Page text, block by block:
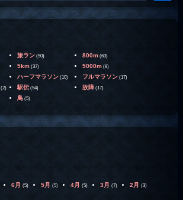
旅ラン (50) 800m (63)
5km (37) 5000m (8)
ハーフマラソン (10) フルマラソン (17)
(2) 駅伝 (54) 故障 (17)
鳥 (5)
6月 (5) 5月 (5) 4月 (5) 3月 (7) 2月 (3)